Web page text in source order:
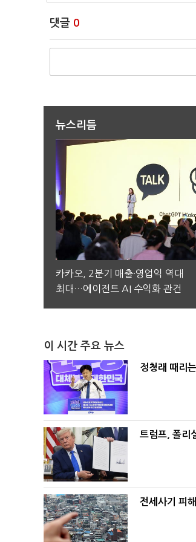
댓글 0
뉴스리듬
카카오, 2분기 매출·영업익 역대
최대…에이전트 AI 수익화 관건
이 시간 주요 뉴스
정청래 때리
트럼프, 폴리
전세사기 피